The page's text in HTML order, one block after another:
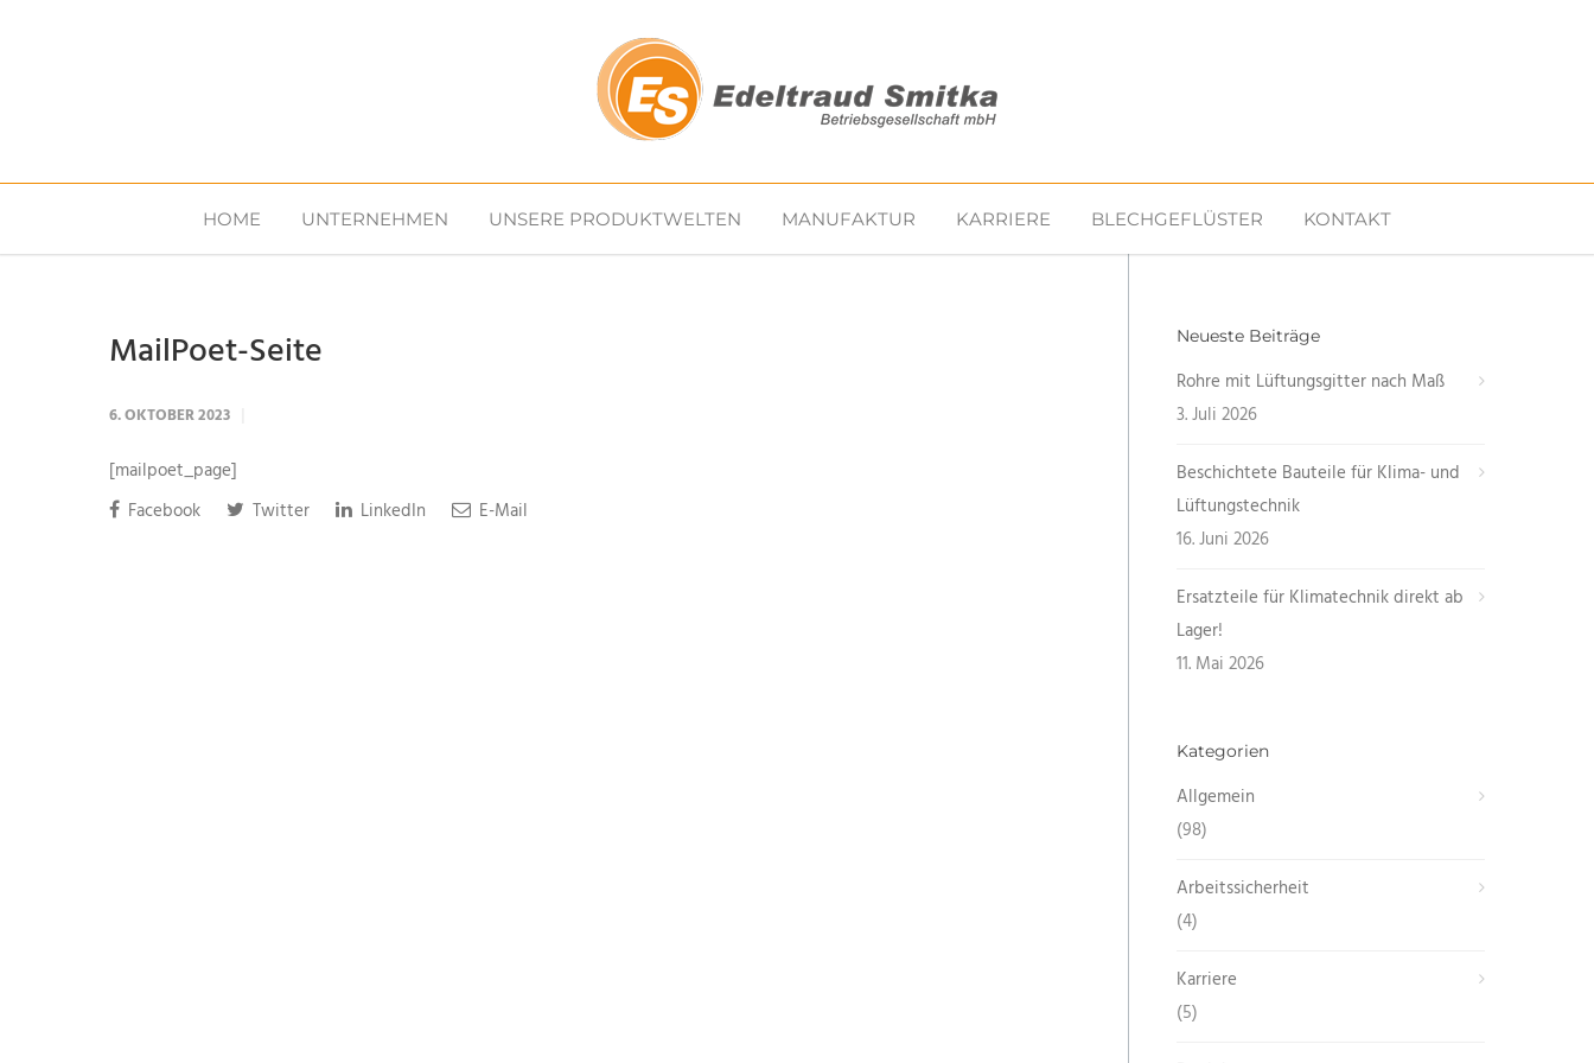
HOME UNTERNEHMEN UNSERE PRODUKTWELTEN MANUFAKTUR KARRIERE BLECHGEFLÜSTER KONTAKT
MailPoet-Seite
6. OKTOBER 2023
[mailpoet_page]
Facebook
Twitter LinkedIn E-Mail
Neueste Beiträge
Rohre mit Lüftungsgitter nach Maß
3. Juli 2026
Beschichtete Bauteile für Klima- und
Lüftungstechnik
16. Juni 2026
Ersatzteile für Klimatechnik direkt ab
Lager!
11. Mai 2026
Kategorien
Allgemein
(98)
Arbeitssicherheit
(4)
Karriere
(5)